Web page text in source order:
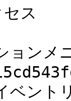
ス
ョン
ント